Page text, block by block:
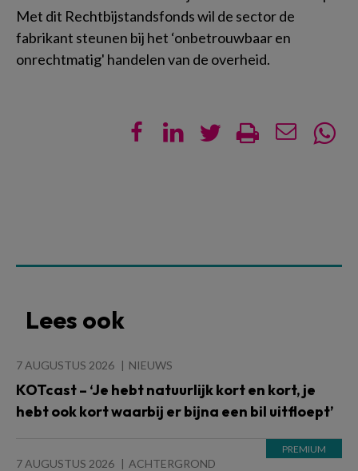
Met dit Rechtbijstandsfonds wil de sector de
fabrikant steunen bij het ‘onbetrouwbaar en
onrechtmatig' handelen van de overheid.
Lees ook
7 AUGUSTUS 2026 NIEUWS
KOTcast – ‘Je hebt natuurlijk kort en kort, je
hebt ook kort waarbij er bijna een bil uitfloept’
7 AUGUSTUS 2026 ACHTERGROND